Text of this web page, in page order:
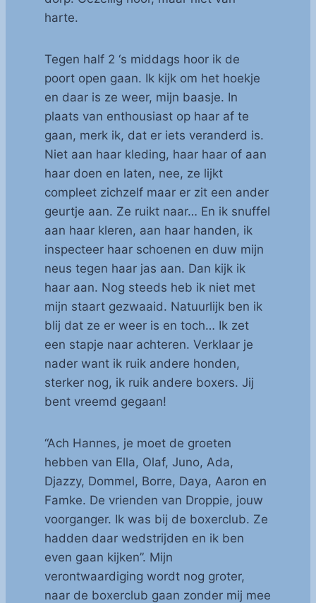
harte.
Tegen half 2 ‘s middags hoor ik de
poort open gaan. Ik kijk om het hoekje
en daar is ze weer, mijn baasje. In
plaats van enthousiast op haar af te
gaan, merk ik, dat er iets veranderd is.
Niet aan haar kleding, haar haar of aan
haar doen en laten, nee, ze lijkt
compleet zichzelf maar er zit een ander
geurtje aan. Ze ruikt naar… En ik snuffel
aan haar kleren, aan haar handen, ik
inspecteer haar schoenen en duw mijn
neus tegen haar jas aan. Dan kijk ik
haar aan. Nog steeds heb ik niet met
mijn staart gezwaaid. Natuurlijk ben ik
blij dat ze er weer is en toch… Ik zet
een stapje naar achteren. Verklaar je
nader want ik ruik andere honden,
sterker nog, ik ruik andere boxers. Jij
bent vreemd gegaan!
“Ach Hannes, je moet de groeten
hebben van Ella, Olaf, Juno, Ada,
Djazzy, Dommel, Borre, Daya, Aaron en
Famke. De vrienden van Droppie, jouw
voorganger. Ik was bij de boxerclub. Ze
hadden daar wedstrijden en ik ben
even gaan kijken”. Mijn
verontwaardiging wordt nog groter,
naar de boxerclub gaan zonder mij mee